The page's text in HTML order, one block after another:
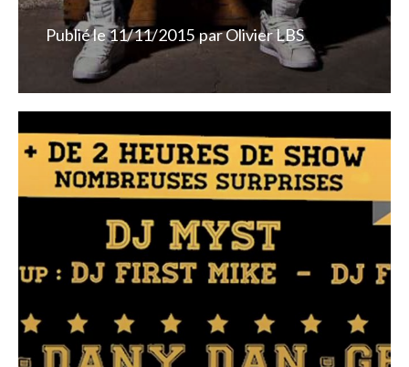
Publié le11/11/2015 parOlivier LBS